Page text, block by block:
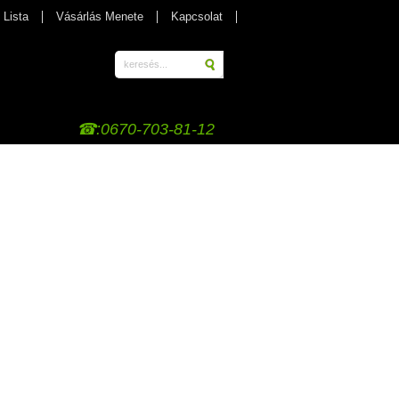
Lista Vásárlás Menete Kapcsolat
☎:0670-703-81-12